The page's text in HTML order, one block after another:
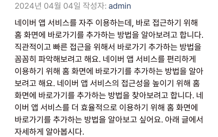
2024년 04월 04일 작성자: admin
네이버 앱 서비스를 자주 이용하는데, 바로 접근하기 위해
홈 화면에 바로가기를 추가하는 방법을 알아보려고 합니다.
직관적이고 빠른 접근을 위해서 바로가기 추가하는 방법을
꼼꼼히 파악해보려고 해요. 네이버 앱 서비스를 편리하게
이용하기 위해 홈 화면에 바로가기를 추가하는 방법을 알아
보려고 해요. 네이버 앱 서비스의 접근성을 높이기 위해 홈
화면에 바로가기를 추가하는 방법을 찾아보려고 합니다. 네
이버 앱 서비스를 더 효율적으로 이용하기 위해 홈 화면에
바로가기를 추가하는 방법을 알아보고 싶어요. 아래 글에서
자세하게 알아봅시다.